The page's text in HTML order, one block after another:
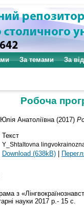
За темами За
Робоча
Анатоліївна (2017)
Текст
Y_Shtaltovna
Download (638kB) |
з
науки 2017 р.- 15 с.